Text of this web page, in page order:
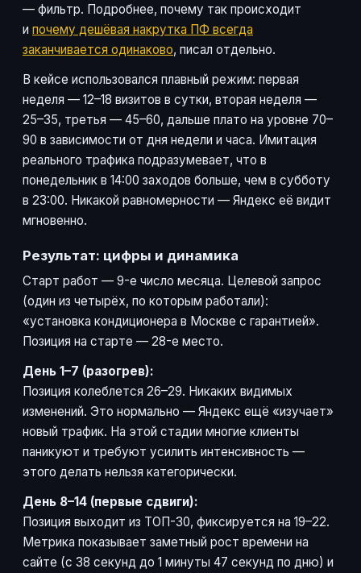
— фильтр. Подробнее, почему так происходит
и почему дешёвая накрутка ПФ всегда
заканчивается одинаково, писал отдельно.
В кейсе использовался плавный режим: первая
неделя — 12–18 визитов в сутки, вторая неделя —
25–35, третья — 45–60, дальше плато на уровне 70–
90 в зависимости от дня недели и часа. Имитация
реального трафика подразумевает, что в
понедельник в 14:00 заходов больше, чем в субботу
в 23:00. Никакой равномерности — Яндекс её видит
мгновенно.
Результат: цифры и динамика
Старт работ — 9-е число месяца. Целевой запрос
(один из четырёх, по которым работали):
«установка кондиционера в Москве с гарантией».
Позиция на старте — 28-е место.
День 1–7 (разогрев):
Позиция колеблется 26–29. Никаких видимых
изменений. Это нормально — Яндекс ещё «изучает»
новый трафик. На этой стадии многие клиенты
паникуют и требуют усилить интенсивность —
этого делать нельзя категорически.
День 8–14 (первые сдвиги):
Позиция выходит из ТОП-30, фиксируется на 19–22.
Метрика показывает заметный рост времени на
сайте (с 38 секунд до 1 минуты 47 секунд по дню) и